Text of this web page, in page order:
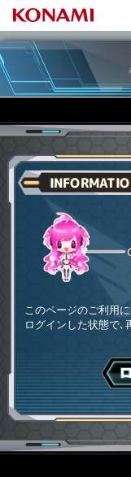
このページのご利用
ログインした状態で､
ログ